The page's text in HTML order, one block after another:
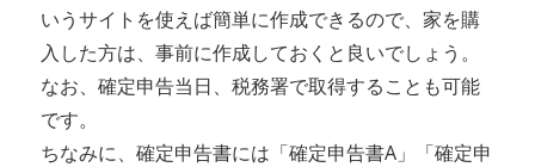
いうサイトを使えば簡単に作成できるので、家を購
入した方は、事前に作成しておくと良いでしょう。
なお、確定申告当日、税務署で取得することも可能
です。
ちなみに、確定申告書には「確定申告書A」「確定申